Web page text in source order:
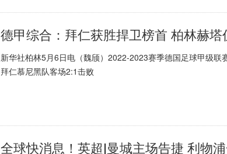
德甲综合：拜仁获胜捍卫榜首 柏林赫塔
新华社柏林5月6日电（魏颀）2022-2023赛季德国足球甲级联
拜仁慕尼黑队客场2:1击败
全球快消息！英超|曼城主场告捷 利物